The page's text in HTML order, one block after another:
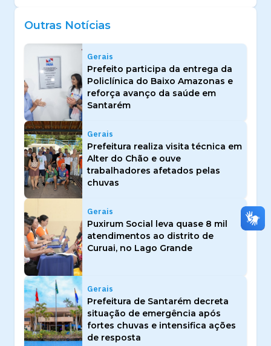
Outras Notícias
Gerais
Prefeito participa da entrega da
Policlínica do Baixo Amazonas e
reforça avanço da saúde em
Santarém
Gerais
Prefeitura realiza visita técnica em
Alter do Chão e ouve
trabalhadores afetados pelas
chuvas
Gerais
Puxirum Social leva quase 8 mil
atendimentos ao distrito de
Curuai, no Lago Grande
Gerais
Prefeitura de Santarém decreta
situação de emergência após
fortes chuvas e intensifica ações
de resposta